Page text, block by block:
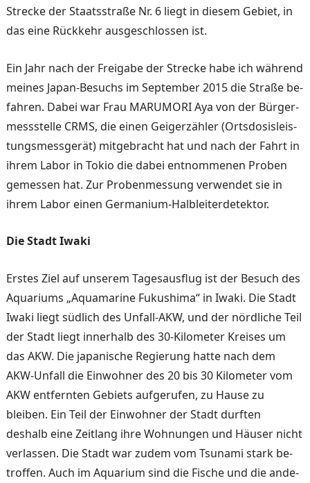
Strecke der Staatsstraße Nr. 6 liegt in die­sem Gebiet, in
das eine Rück­kehr ausgeschlossen ist.
Ein Jahr nach der Freigabe der Strecke habe ich während
meines Japan-Besuchs im September 2015 die Straße be­
fahren. Dabei war Frau MARUMORI Aya von der Bürger­
messstelle CRMS, die einen Geigerzähler (Ortsdosisleis­
tungsmessgerät) mitgebracht hat und nach der Fahrt in
ih­rem Labor in Tokio die dabei entnommenen Proben
gemes­sen hat. Zur Probenmessung verwen­det sie in
ihrem Labor einen Germanium-Halbleiterdetektor.
Die Stadt Iwaki
Erstes Ziel auf unserem Ta­gesausflug ist der Besuch des
Aquariums „Aquamarine Fuku­shima“ in Iwaki. Die Stadt
Iwaki liegt südlich des Unfall-AKW, und der nördliche Teil
der Stadt liegt innerhalb des 30-Kilometer Kreises um
das AKW. Die japanische Regie­rung hatte nach dem
AKW-Unfall die Einwohner des 20 bis 30 Kilometer vom
AKW entfernten Gebiets aufgerufen, zu Hause zu
bleiben. Ein Teil der Einwohner der Stadt durf­ten
deshalb eine Zeitlang ihre Wohnungen und Häuser nicht
verlassen. Die Stadt war zu­dem vom Tsunami stark be­
troffen. Auch im Aquarium sind die Fische und die ande­